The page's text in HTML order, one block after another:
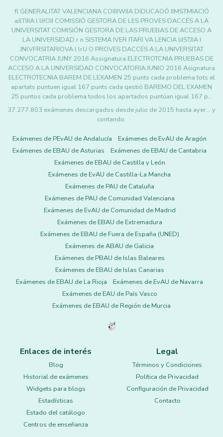
fl GENERALITAT VALENCIANA COIIIIWIIA DIDUCAOÓ IIMSTMIACIÓ
aJlTIIIA l llfOII COMISSIÓ GESTORA DE LES PROVES DACCÉS A LA
UNIVERSITAT COMISIÓN GESTORA DE LAS PRUEBAS DE ACCESO A
LA UNIVERSIDAD r n SISTEMA IVER ITARI VA LENCIA liISTJIA I
JNlVFRSITARIOVA l lrU O PROVES DACCÉS A LA UNIVERSITAT
CONVOCATRIA JUNY 2016 Assignatura ELECTROTCNIA PRUEBAS DE
ACCESO A LA UNIVERSIDAD CONVOCATORIA JUNIO 2016 Asignatura
ELECTROTECNIA BAREM DE LEXAMEN 25 punts cada problema tots el
apartats puntuen igual 167 punts cada qestió BAREMO DEL EXAMEN
25 puntos cada problema todos los apartados puntúan igual 167 p…
37.277.803 exámenes descargados desde julio de 2015 hasta ayer... y
contando.
Exámenes de PEvAU de Andalucía
Exámenes de EvAU de Aragón
Exámenes de EBAU de Asturias
Exámenes de EBAU de Cantabria
Exámenes de EBAU de Castilla y León
Exámenes de EvAU de Castilla-La Mancha
Exámenes de PAU de Cataluña
Exámenes de PAU de Comunidad Valenciana
Exámenes de EvAU de Comunidad de Madrid
Exámenes de EBAU de Extremadura
Exámenes de EBAU de Fuera de España (UNED)
Exámenes de ABAU de Galicia
Exámenes de PBAU de Islas Baleares
Exámenes de EBAU de Islas Canarias
Exámenes de EBAU de La Rioja
Exámenes de EvAU de Navarra
Exámenes de EAU de País Vasco
Exámenes de EBAU de Región de Murcia
Enlaces de interés
Blog
Historial de exámenes
Widgets para blogs
Estadísticas
Estado del catálogo
Centros de enseñanza
Legal
Términos y Condiciones
Política de Privacidad
Configuración de Privacidad
Contacto